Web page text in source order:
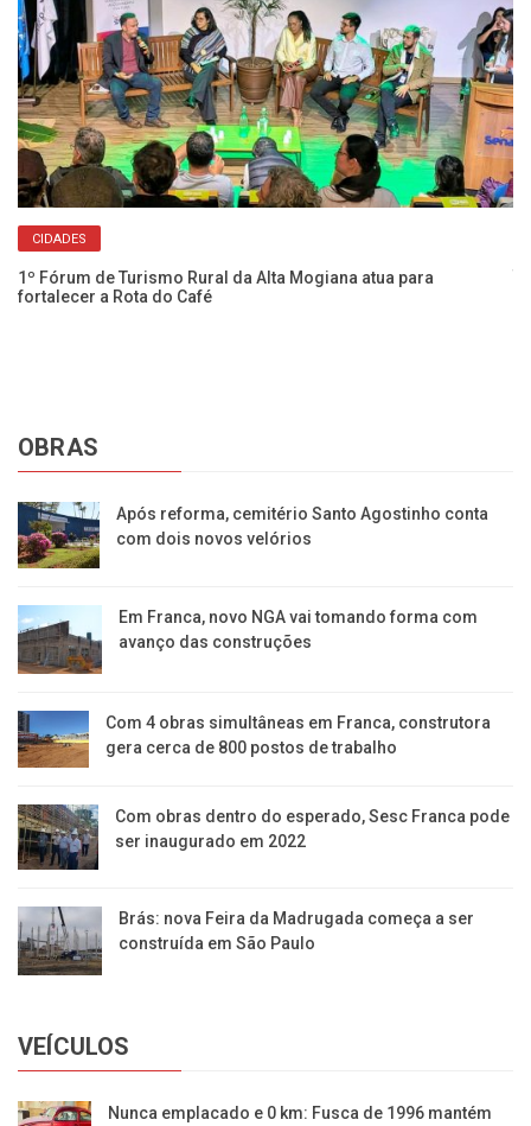
CIDADES
1º Fórum de Turismo Rural da Alta Mogiana atua para
fortalecer a Rota do Café
OBRAS
Após reforma, cemitério Santo Agostinho conta
com dois novos velórios
Em Franca, novo NGA vai tomando forma com
avanço das construções
Com 4 obras simultâneas em Franca, construtora
gera cerca de 800 postos de trabalho
Com obras dentro do esperado, Sesc Franca pode
ser inaugurado em 2022
Brás: nova Feira da Madrugada começa a ser
construída em São Paulo
VEÍCULOS
Nunca emplacado e 0 km: Fusca de 1996 mantém